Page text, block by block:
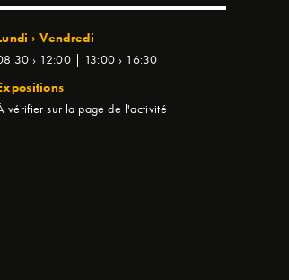
› Vendredi
› 12:00 | 13:00 › 16:30
vérifier sur la page de l'activité